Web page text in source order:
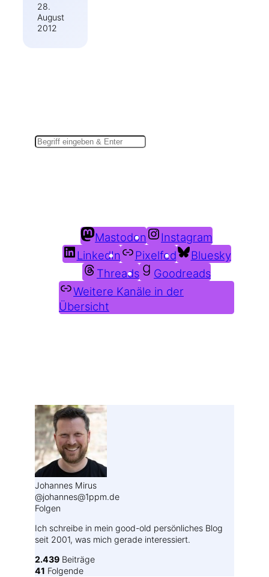
28.
August
2012
Mastodon
Instagram
LinkedIn
Pixelfed
Bluesky
Threads
Goodreads
Weitere Kanäle in der
Übersicht
Johannes Mirus
@johannes@1ppm.de
Folgen
Ich schreibe in mein good-old persönliches Blog
seit 2001, was mich gerade interessiert.
2.439 Beiträge
41 Folgende